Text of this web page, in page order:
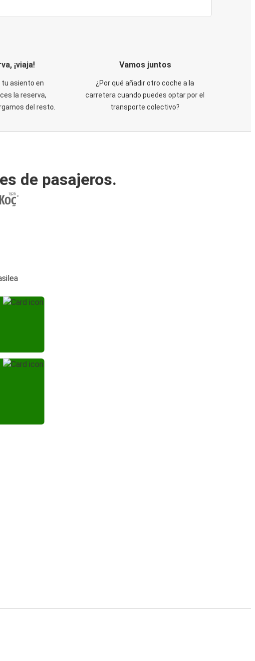
¡viaja!
tu asiento en
la reserva,
del resto.
Vamos juntos
¿Por qué añadir otro coche a la
carretera cuando puedes optar por el
transporte colectivo?
de pasajeros.